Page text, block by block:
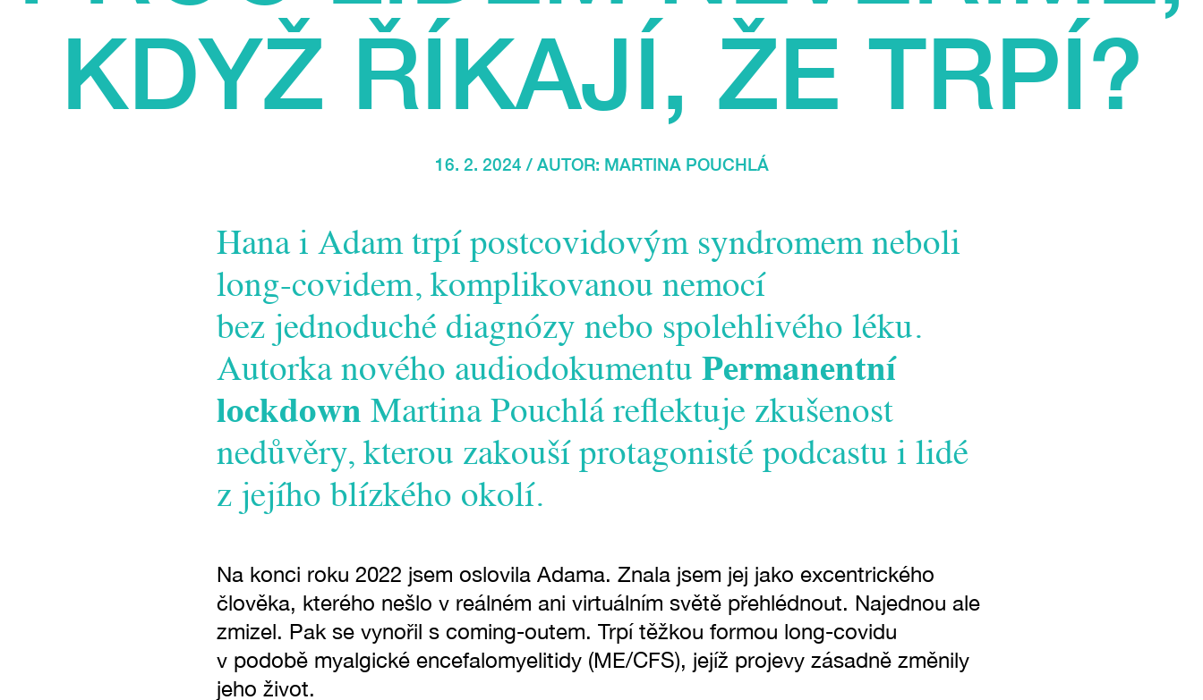
KDYŽ ŘÍKAJÍ, ŽE TRPÍ?
16. 2. 2024 / AUTOR: MARTINA POUCHLÁ
Hana i Adam trpí postcovidovým syndromem neboli
long-covidem, komplikovanou nemocí
bez jednoduché diagnózy nebo spolehlivého léku.
Autorka nového audiodokumentu Permanentní
lockdown Martina Pouchlá reflektuje zkušenost
nedůvěry, kterou zakouší protagonisté podcastu i lidé
z jejího blízkého okolí.
Na konci roku 2022 jsem oslovila Adama. Znala jsem jej jako excentrického
člověka, kterého nešlo v reálném ani virtuálním světě přehlédnout. Najednou ale
zmizel. Pak se vynořil s coming-outem. Trpí těžkou formou long-covidu
v podobě myalgické encefalomyelitidy (ME/CFS), jejíž projevy zásadně změnily
jeho život.